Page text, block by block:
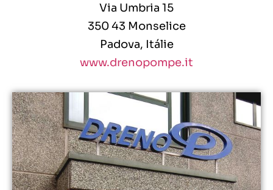
Via Umbria 15
350 43 Monselice
Padova, Itálie
www.drenopompe.it